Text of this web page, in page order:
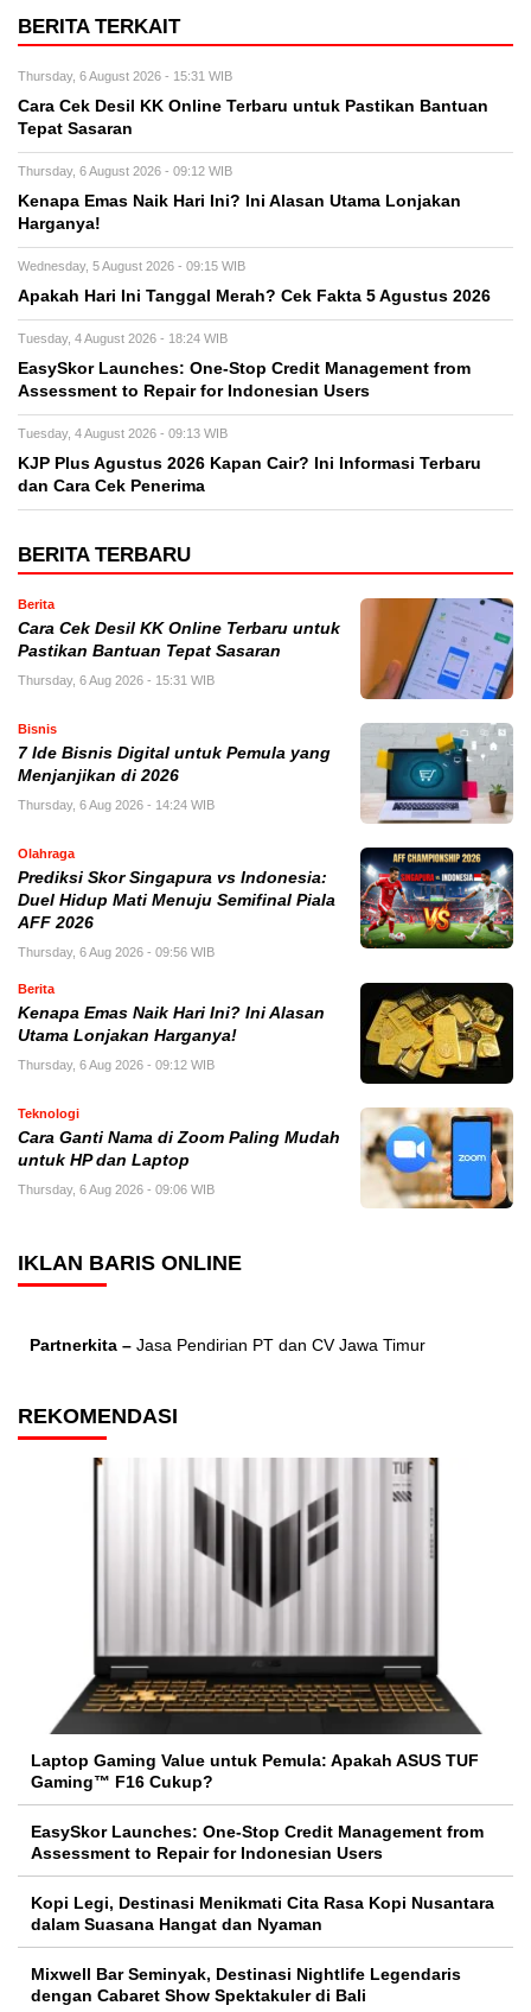
BERITA TERKAIT
Thursday, 6 August 2026 - 15:31 WIB
Cara Cek Desil KK Online Terbaru untuk Pastikan Bantuan
Tepat Sasaran
Thursday, 6 August 2026 - 09:12 WIB
Kenapa Emas Naik Hari Ini? Ini Alasan Utama Lonjakan
Harganya!
Wednesday, 5 August 2026 - 09:15 WIB
Apakah Hari Ini Tanggal Merah? Cek Fakta 5 Agustus 2026
Tuesday, 4 August 2026 - 18:24 WIB
EasySkor Launches: One-Stop Credit Management from
Assessment to Repair for Indonesian Users
Tuesday, 4 August 2026 - 09:13 WIB
KJP Plus Agustus 2026 Kapan Cair? Ini Informasi Terbaru
dan Cara Cek Penerima
BERITA TERBARU
Berita
Cara Cek Desil KK Online Terbaru untuk
Pastikan Bantuan Tepat Sasaran
Thursday, 6 Aug 2026 - 15:31 WIB
Bisnis
7 Ide Bisnis Digital untuk Pemula yang
Menjanjikan di 2026
Thursday, 6 Aug 2026 - 14:24 WIB
Olahraga
Prediksi Skor Singapura vs Indonesia:
Duel Hidup Mati Menuju Semifinal Piala
AFF 2026
Thursday, 6 Aug 2026 - 09:56 WIB
Berita
Kenapa Emas Naik Hari Ini? Ini Alasan
Utama Lonjakan Harganya!
Thursday, 6 Aug 2026 - 09:12 WIB
Teknologi
Cara Ganti Nama di Zoom Paling Mudah
untuk HP dan Laptop
Thursday, 6 Aug 2026 - 09:06 WIB
IKLAN BARIS ONLINE
Partnerkita – Jasa Pendirian PT dan CV Jawa Timur
REKOMENDASI
Laptop Gaming Value untuk Pemula: Apakah ASUS TUF
Gaming™ F16 Cukup?
EasySkor Launches: One-Stop Credit Management from
Assessment to Repair for Indonesian Users
Kopi Legi, Destinasi Menikmati Cita Rasa Kopi Nusantara
dalam Suasana Hangat dan Nyaman
Mixwell Bar Seminyak, Destinasi Nightlife Legendaris
dengan Cabaret Show Spektakuler di Bali